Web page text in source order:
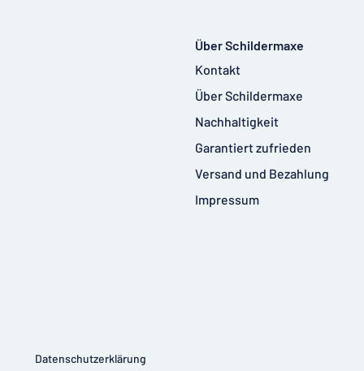
Über Schildermaxe
Kontakt
Über Schildermaxe
Nachhaltigkeit
Garantiert zufrieden
Versand und Bezahlung
Impressum
Datenschutzerklärung